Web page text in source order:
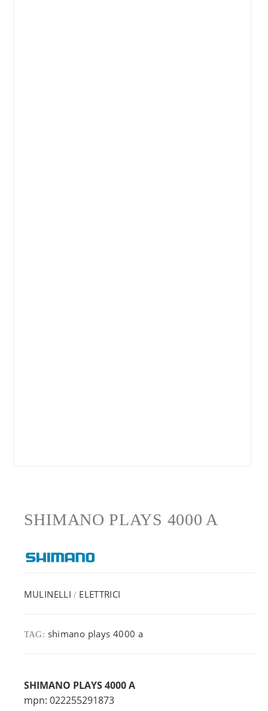
SHIMANO PLAYS 4000 A
MULINELLI / ELETTRICI
TAG: shimano plays 4000 a
SHIMANO PLAYS 4000 A
mpn: 022255291873